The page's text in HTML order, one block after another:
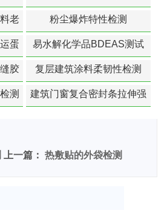
老
粉尘爆炸特性检测
蛋
易水解化学品BDEAS测试
胶
复层建筑涂料柔韧性检测
测
建筑门窗复合密封条拉伸强
上一篇： 热敷贴的外袋检测